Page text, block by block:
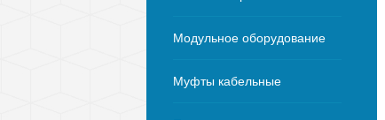
Модульное оборудование
Муфты кабельные